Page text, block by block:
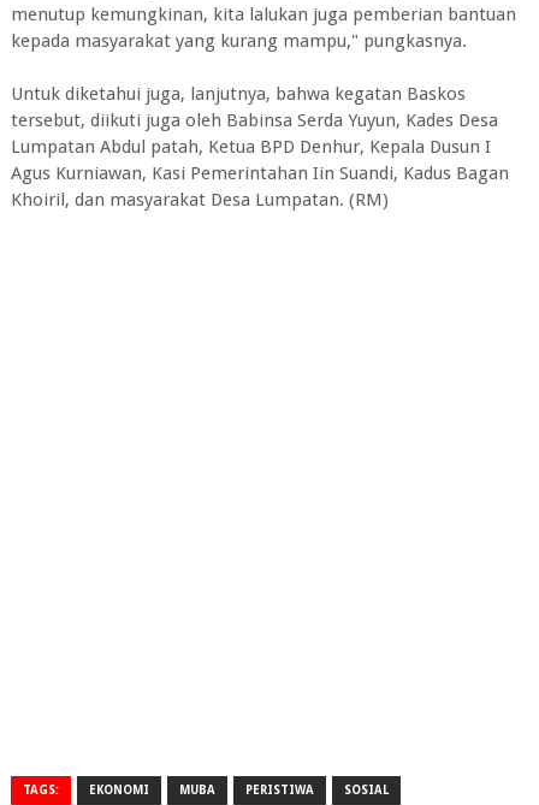
menutup kemungkinan, kita lalukan juga pemberian bantuan
kepada masyarakat yang kurang mampu," pungkasnya.
Untuk diketahui juga, lanjutnya, bahwa kegatan Baskos
tersebut, diikuti juga oleh Babinsa Serda Yuyun, Kades Desa
Lumpatan Abdul patah, Ketua BPD Denhur, Kepala Dusun I
Agus Kurniawan, Kasi Pemerintahan Iin Suandi, Kadus Bagan
Khoiril, dan masyarakat Desa Lumpatan. (RM)
TAGS: EKONOMI MUBA PERISTIWA SOSIAL